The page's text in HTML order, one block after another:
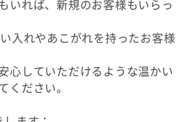
いれば、新規のお客様もいらっ
入れやあこがれを持ったお客様
心していただけるような温かい
ください。